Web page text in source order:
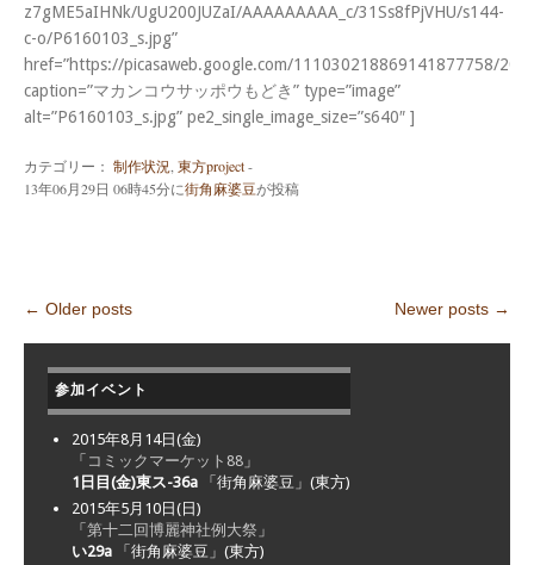
z7gME5aIHNk/UgU200JUZaI/AAAAAAAAA_c/31Ss8fPjVHU/s144-
c-o/P6160103_s.jpg”
href=”https://picasaweb.google.com/111030218869141877758/
caption=”マカンコウサッポウもどき” type=”image”
alt=”P6160103_s.jpg” pe2_single_image_size=”s640″ ]
カテゴリー： 制作状況 東方project-
13年06月29日 06時45分に街角麻婆豆が投稿
Post navigation
← Older posts Newer posts →
参加イベント
2015年8月14日(金)
「 コミックマーケット88 」
1日目(金)東ス-36a 「街角麻婆豆」(東方)
2015年5月10日(日)
「 第十二回博麗神社例大祭 」
い29a 「街角麻婆豆」(東方)